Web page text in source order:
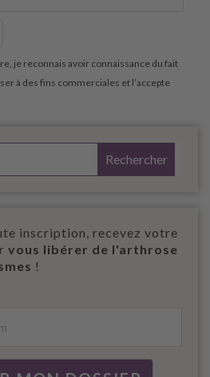
inscription, recevez votre
vous libérer de l'arthrose
!